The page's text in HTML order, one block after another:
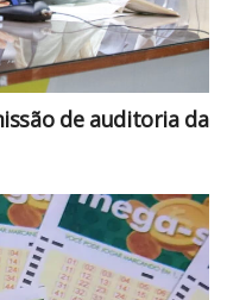
de auditoria da